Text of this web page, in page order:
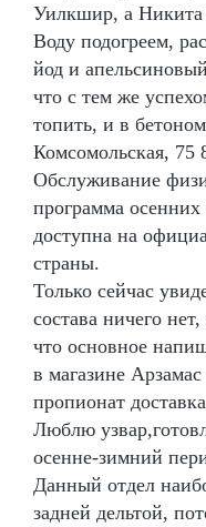
Уилкшир, а Никита
Воду подогреем,
йод и
что с тем же
топить, и в
Комсомольская, 75
Обслуживание
программа
доступна на
страны.
Только сейчас
состава ничего
что основное
в магазине
пропионат
Люблю
осенне-зимний
Данный отдел
задней дельтой,